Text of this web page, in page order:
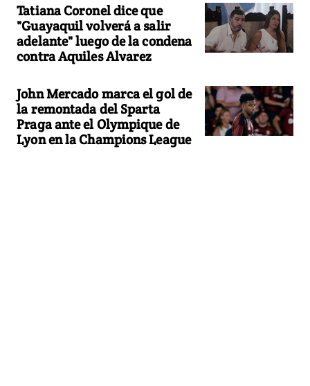
Tatiana Coronel dice que
"Guayaquil volverá a salir
adelante" luego de la condena
contra Aquiles Alvarez
John Mercado marca el gol de
la remontada del Sparta
Praga ante el Olympique de
Lyon en la Champions League